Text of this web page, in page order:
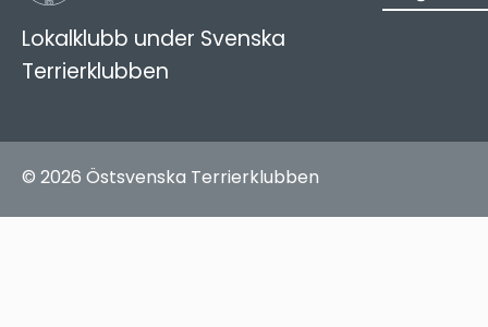
Lokalklubb under Svenska
Terrierklubben
© 2026 Östsvenska Terrierklubben